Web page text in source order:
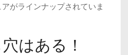
がラインナップされていま
はある！